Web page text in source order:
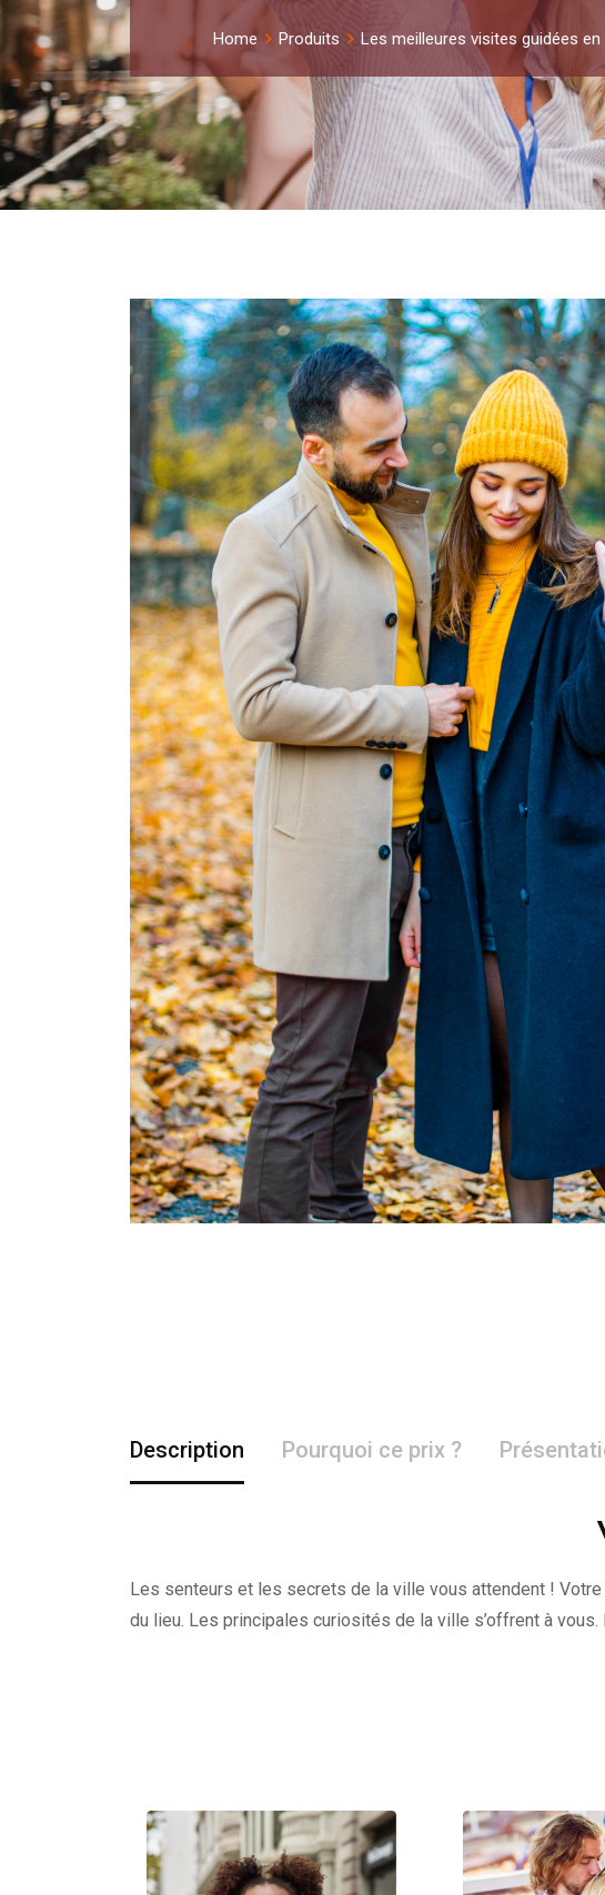
Home Produits Les meilleures visites guidées en
Description Pourquoi ce prix ?
Les senteurs et les secrets de la ville vous attendent !
du lieu. Les principales curiosités de la ville s’offrent à